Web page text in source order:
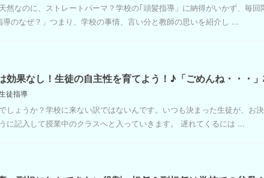
然なのに、ストレートパーマ？学校の｢頭髪指導」に納得がいかず、毎回
のなぜ？」つまり、学校の事情、言い分と教師の思いを紹介し ...
効果なし！生徒の自主性を育てよう！♪「ごめんね・・・
徒指導
しょうか？学校に来ない訳ではないんです。いつも決まった生徒が、お
に記入して授業中のクラスへと入っていきます。 遅れてくるには ...